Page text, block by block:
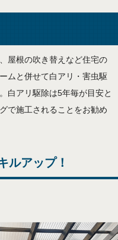
屋根の吹き替えなど住宅の
ムと併せて白アリ・害虫駆
白アリ駆除は5年毎が目安と
で施工されることをお勧め
ルアップ！